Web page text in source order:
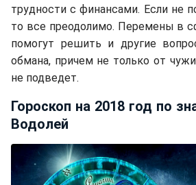
трудности с финансами. Если не
то все преодолимо. Перемены в
помогут решить и другие
обмана, причем не только от
не подведет.
Гороскоп на 2018 год по
Водолей